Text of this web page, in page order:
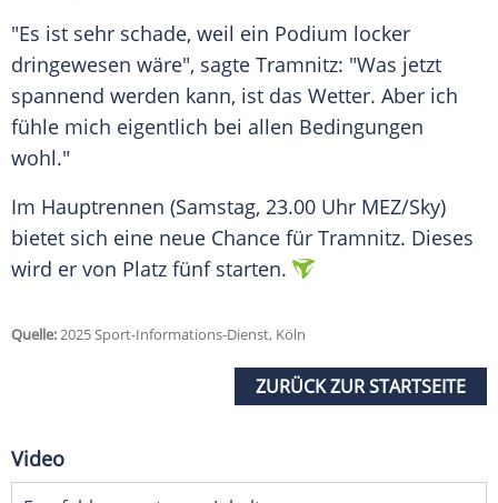
"Es ist sehr schade, weil ein Podium locker
dringewesen wäre", sagte Tramnitz: "Was jetzt
spannend werden kann, ist das Wetter. Aber ich
fühle mich eigentlich bei allen Bedingungen
wohl."
Im Hauptrennen (Samstag, 23.00 Uhr MEZ/Sky)
bietet sich eine neue Chance für Tramnitz. Dieses
wird er von Platz fünf starten.
Quelle:2025 Sport-Informations-Dienst, Köln
ZURÜCK ZUR STARTSEITE
Video